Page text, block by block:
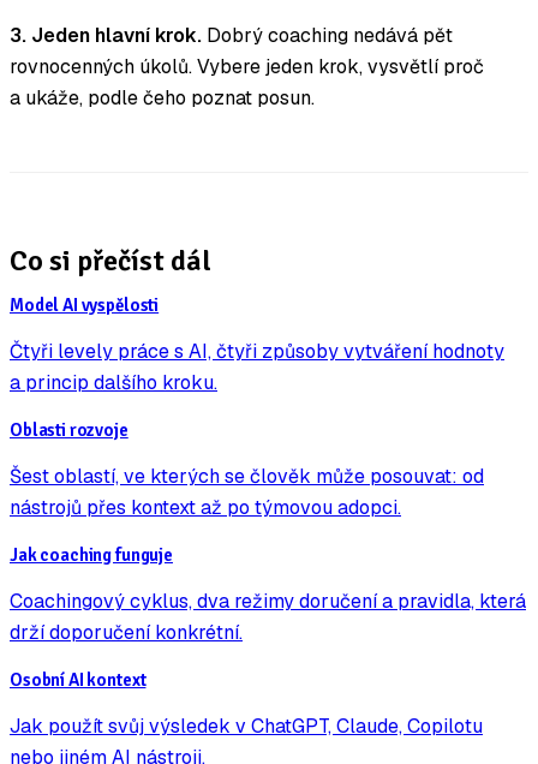
3. Jeden hlavní krok. Dobrý coaching nedává pět
rovnocenných úkolů. Vybere jeden krok, vysvětlí proč
a ukáže, podle čeho poznat posun.
Co si přečíst dál
Model AI vyspělosti
Čtyři levely práce s AI, čtyři způsoby vytváření hodnoty
a princip dalšího kroku.
Oblasti rozvoje
Šest oblastí, ve kterých se člověk může posouvat: od
nástrojů přes kontext až po týmovou adopci.
Jak coaching funguje
Coachingový cyklus, dva režimy doručení a pravidla, která
drží doporučení konkrétní.
Osobní AI kontext
Jak použít svůj výsledek v ChatGPT, Claude, Copilotu
nebo jiném AI nástroji.